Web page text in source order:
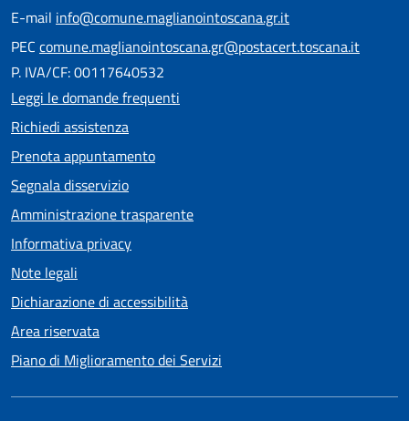
E-mail info@comune.maglianointoscana.gr.it
PEC comune.maglianointoscana.gr@postacert.toscana.it
P. IVA/CF: 00117640532
Leggi le domande frequenti
Richiedi assistenza
Prenota appuntamento
Segnala disservizio
Amministrazione trasparente
Informativa privacy
Note legali
Dichiarazione di accessibilità
Area riservata
Piano di Miglioramento dei Servizi